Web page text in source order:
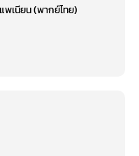
เนียน (พากย์ไทย)